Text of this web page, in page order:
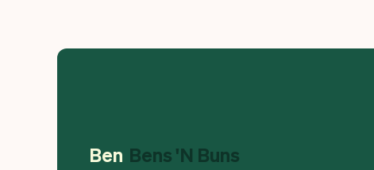
Ben Bens 'N Buns